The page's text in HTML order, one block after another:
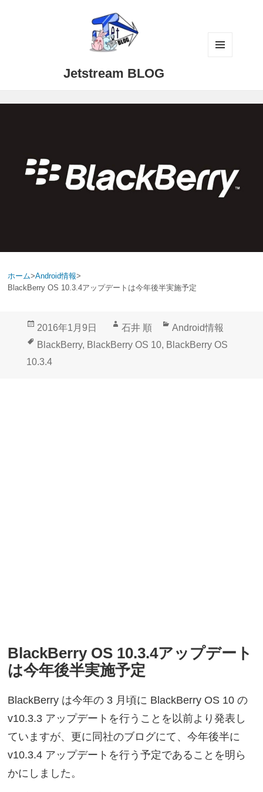
Jetstream BLOG
ホーム>Android情報>
BlackBerry OS 10.3.4アップデートは今年後半実施予定
投
稿
日:
2016年1月9日
作
成
石井 順
カ
テ
Android情報
タ
グ
BlackBerry, BlackBerry OS 10, BlackBerry OS
10.3.4
BlackBerry OS 10.3.4アップデート
は今年後半実施予定
BlackBerry は今年の 3 月頃に BlackBerry OS 10 の
v10.3.3 アップデートを行うことを以前より発表し
ていますが、更に同社のブログにて、今年後半に
v10.3.4 アップデートを行う予定であることを明ら
かにしました。